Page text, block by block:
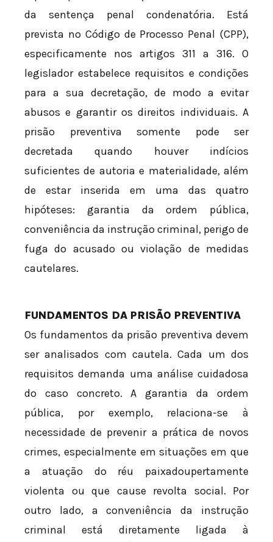
da sentença penal condenatória. Está
prevista no Código de Processo Penal (CPP),
especificamente nos artigos 311 a 316. O
legislador estabelece requisitos e condições
para a sua decretação, de modo a evitar
abusos e garantir os direitos individuais. A
prisão preventiva somente pode ser
decretada quando houver indícios
suficientes de autoria e materialidade, além
de estar inserida em uma das quatro
hipóteses: garantia da ordem pública,
conveniência da instrução criminal, perigo de
fuga do acusado ou violação de medidas
cautelares.
FUNDAMENTOS DA PRISÃO PREVENTIVA
Os fundamentos da prisão preventiva devem
ser analisados com cautela. Cada um dos
requisitos demanda uma análise cuidadosa
do caso concreto. A garantia da ordem
pública, por exemplo, relaciona-se à
necessidade de prevenir a prática de novos
crimes, especialmente em situações em que
a atuação do réu paixadoupertamente
violenta ou que cause revolta social. Por
outro lado, a conveniência da instrução
criminal está diretamente ligada à